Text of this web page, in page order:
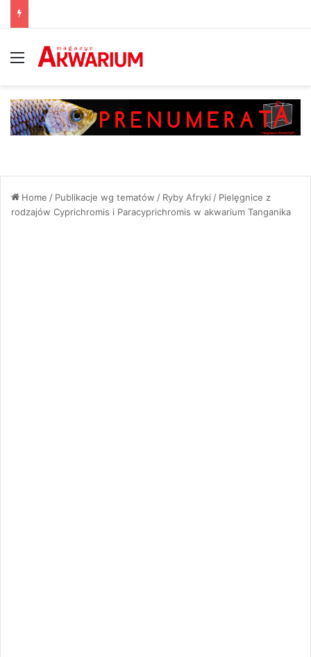
Menu
Home / Publikacje wg tematów / Ryby Afryki / Pielęgnice z
rodzajów Cyprichromis i Paracyprichromis w akwarium Tanganika